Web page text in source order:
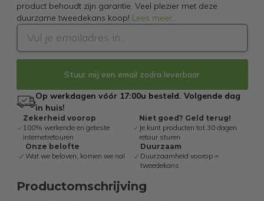
product behoudt zijn garantie. Veel plezier met deze
duurzame tweedekans koop! Lees meer...
Stuur mij een email zodra leverbaar
Op werkdagen vóór 17:00u besteld. Volgende dag
in huis!
Zekerheid voorop
100% werkende en geteste
internetretouren
Niet goed? Geld terug!
Je kunt producten tot 30 dagen
retour sturen
Onze belofte
Wat we beloven, komen we na!
Duurzaam
Duurzaamheid voorop =
tweedekans
Productomschrijving